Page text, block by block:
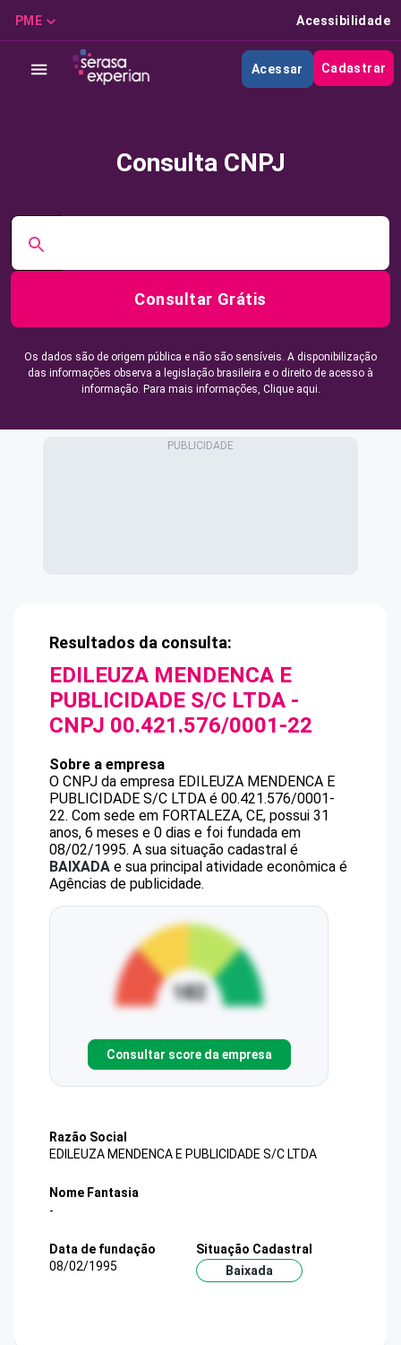
PME Acessibilidade
Acessar Cadastrar
Consulta CNPJ
Consultar Grátis
Os dados são de origem pública e não são sensíveis. A disponibilização
das informações observa a legislação brasileira e o direito de acesso à
informação. Para mais informações, Clique aqui.
Resultados da consulta:
EDILEUZA MENDENCA E
PUBLICIDADE S/C LTDA -
CNPJ 00.421.576/0001-22
Sobre a empresa
O CNPJ da empresa EDILEUZA MENDENCA E
PUBLICIDADE S/C LTDA é 00.421.576/0001-
22. Com sede em FORTALEZA, CE, possui 31
anos, 6 meses e 0 dias e foi fundada em
08/02/1995. A sua situação cadastral é
BAIXADA e sua principal atividade econômica é
Agências de publicidade.
Consultar score da empresa
Razão Social
EDILEUZA MENDENCA E PUBLICIDADE S/C LTDA
Nome Fantasia
-
Data de fundação
08/02/1995
Situação Cadastral
Baixada